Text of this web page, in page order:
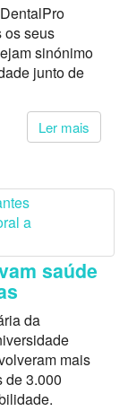
os seus
sinónimo
junto de
Ler mais
saúde
da
mais
de 3.000